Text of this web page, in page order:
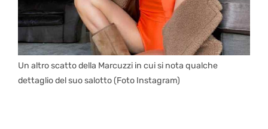
Un altro scatto della Marcuzzi in cui si nota qualche
dettaglio del suo salotto (Foto Instagram)